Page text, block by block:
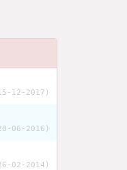
12-2017)
06-2016)
02-2014)